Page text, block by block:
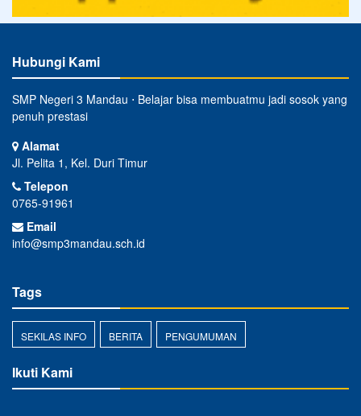
Hubungi Kami
SMP Negeri 3 Mandau ⋅ Belajar bisa membuatmu jadi sosok yang
penuh prestasi
Alamat
Jl. Pelita 1, Kel. Duri Timur
Telepon
0765-91961
Email
info@smp3mandau.sch.id
Tags
SEKILAS INFO BERITA PENGUMUMAN
Ikuti Kami